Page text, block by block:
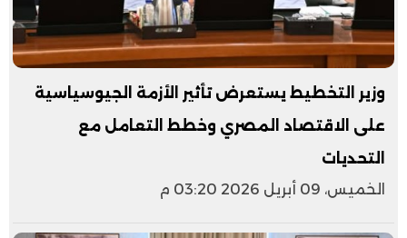
وزير التخطيط يستعرض تأثير الأزمة الجيوسياسية
على الاقتصاد المصري وخطط التعامل مع
التحديات
الخميس، 09 أبريل 2026 03:20 م